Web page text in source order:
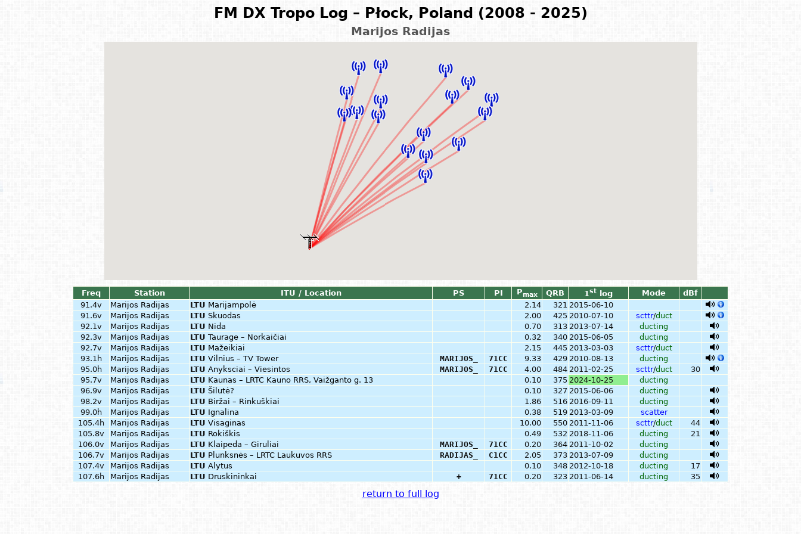
FM DX Tropo Log – Płock, Poland (2008 - 2025)
Marijos Radijas
Freq Station ITU / Location PS PI Pmax QRB 1st log Mode
dBf
91.4v
Marijos Radijas LTU Marijampolė 2.14 321 2015-06-10
91.6v
Marijos Radijas LTU Skuodas 2.00 425 2010-07-10 scttr/duct
92.1v
Marijos Radijas LTU Nida 0.70 313 2013-07-14
ducting
92.3v
Marijos Radijas LTU Taurage – Norkaičiai 0.32 340 2015-06-05
ducting
92.7v
Marijos Radijas LTU Mažeikiai 2.15 445 2013-03-03 scttr/duct
93.1h
Marijos Radijas LTU Vilnius – TV Tower MARIJOS_ 71CC 9.33 429 2010-08-13
ducting
95.0h
Marijos Radijas LTU Anyksciai – Viesintos MARIJOS_ 71CC 4.00 484 2011-02-25 scttr/duct
30
95.7v
Marijos Radijas LTU Kaunas – LRTC Kauno RRS, Vaižganto g. 13 0.10 375 2024-10-25
ducting
96.9v
Marijos Radijas LTU Šilutė? 0.10 327 2015-06-06
ducting
98.2v
Marijos Radijas LTU Biržai – Rinkuškiai 1.86 516 2016-09-11
ducting
99.0h
Marijos Radijas LTU Ignalina 0.38 519 2013-03-09
scatter
105.4h
Marijos Radijas LTU Visaginas 10.00 550 2011-11-06 scttr/duct
44
105.8v
Marijos Radijas LTU Rokiškis 0.49 532 2018-11-06 ducting
21
106.0v
Marijos Radijas LTU Klaipeda – Giruliai MARIJOS_ 71CC 0.20 364 2011-10-02
ducting
106.7v
Marijos Radijas LTU Plunksnės – LRTC Laukuvos RRS RADIJAS_ C1CC 2.05 373 2013-07-09
ducting
107.4v
Marijos Radijas LTU Alytus 0.10 348 2012-10-18 ducting
17
107.6h
Marijos Radijas LTU Druskininkai + 71CC 0.20 323 2011-06-14 ducting 35
return to full log